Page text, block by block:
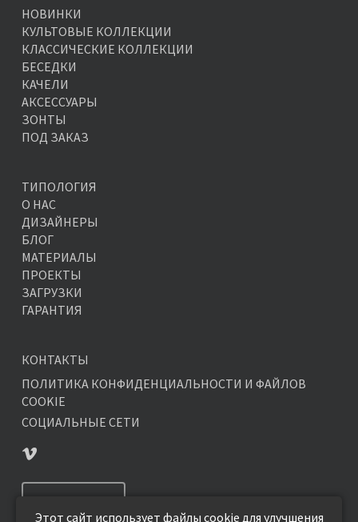
НОВИНКИ
КУЛЬТОВЫЕ КОЛЛЕКЦИИ
КЛАССИЧЕСКИЕ КОЛЛЕКЦИИ
БЕСЕДКИ
КАЧЕЛИ
АКСЕССУАРЫ
ЗОНТЫ
ПОД ЗАКАЗ
ТИПОЛОГИЯ
О НАС
ДИЗАЙНЕРЫ
БЛОГ
МАТЕРИАЛЫ
ПРОЕКТЫ
ЗАГРУЗКИ
ГАРАНТИЯ
КОНТАКТЫ
ПОЛИТИКА КОНФИДЕНЦИАЛЬНОСТИ И ФАЙЛОВ
COOKIE
СОЦИАЛЬНЫЕ СЕТИ
Этот сайт использует файлы cookie для улучшения